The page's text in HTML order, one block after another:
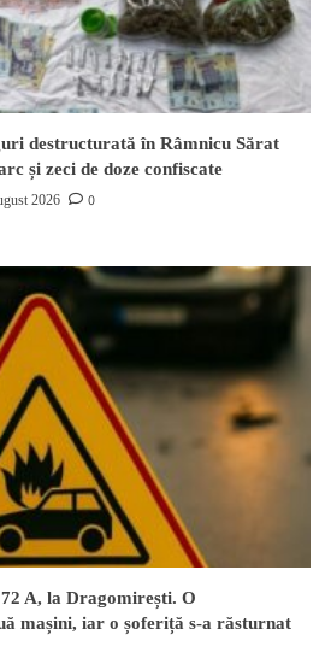
destructurată în Râmnicu Sărat
și zeci de doze confiscate
2026 0
A, la Dragomirești. O
mașini, iar o șoferiță s-a răsturnat